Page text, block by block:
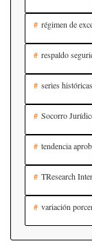
régimen de
respaldo
series
Socorro
tendencia
TResearch
variación